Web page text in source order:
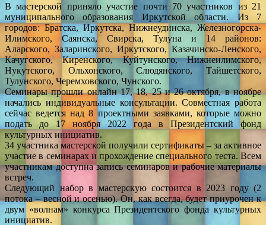
В мастерской приняло участие почти 70 участников из 21
муниципального образования Иркутской области. Из 7
городов: Братска, Иркутска, Нижнеудинска, Железногорска-
Илимского, Саянска, Свирска, Тулуна и 14 районов:
Аларского, Заларинского, Иркутского, Казачинско-Ленского,
Качугского, Киренского, Куйтунского, Нижнеилимского,
Нукутского, Ольхонского, Слюдянского, Тайшетского,
Тулунского, Черемховского, Чунского.
Семинары прошли онлайн 17, 18, 25 и 26 октября, в ноябре
начались индивидуальные консультации. Совместная работа
сейчас ведется над 8 проектными заявками, которые можно
подать до 17 ноября 2022 года в Президентский фонд
культурных инициатив.
34 участника мастерской получили сертификаты – за активное
участие в семинарах и прохождение специального теста. Всем
участникам доступна запись семинаров и рабочие материалы
встреч.
Следующий набор в мастерскую состоится в 2023 году (2
потока – весной и осенью). Он, как всегда, будет приурочен к
двум «волнам» конкурса Президентского фонда культурных
инициатив.